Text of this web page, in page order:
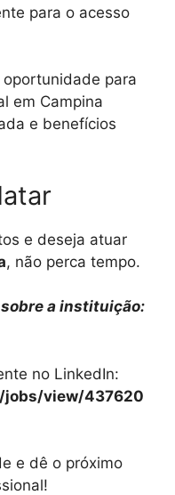
para o acesso
para
em Campina
e benefícios
e deseja atuar
, não perca tempo.
a instituição:
no LinkedIn:
view/437620
e dê o próximo